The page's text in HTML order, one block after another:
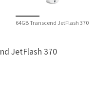
64GB Transcend JetFlash 370
JetFlash 370